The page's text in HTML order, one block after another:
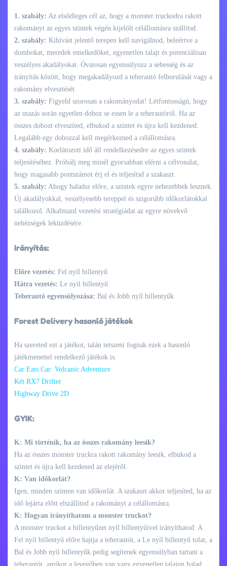
1. szabály: Az elsődleges cél az, hogy a monster truckodra rakott
rakományt az egyes szintek végén kijelölt célállomásra szállítsd.
2. szabály: Kihívást jelentő terepen kell navigálnod, beleértve a
dombokat, meredek emelkedőket, egyenetlen talajt és potenciálisan
veszélyes akadályokat. Óvatosan egyensúlyozz a sebesség és az
irányítás között, hogy megakadályozd a teherautó felborulását vagy a
rakomány elvesztését.
3. szabály: Figyeld szorosan a rakományodat! Létfontosságú, hogy
az utazás során egyetlen doboz se essen le a teherautóról. Ha az
összes dobozt elveszíted, elbukod a szintet és újra kell kezdened.
Legalább egy dobozzal kell megérkezned a célállomásra.
4. szabály: Korlátozott idő áll rendelkezésedre az egyes szintek
teljesítéséhez. Próbálj meg minél gyorsabban elérni a célvonalat,
hogy magasabb pontszámot érj el és teljesítsd a szakaszt.
5. szabály: Ahogy haladsz előre, a szintek egyre nehezebbek lesznek.
Új akadályokkal, veszélyesebb tereppel és szigorúbb időkorlátokkal
találkozol. Alkalmazd vezetési stratégiádat az egyre növekvő
nehézségek leküzdésére.
Irányítás:
Előre vezetés: Fel nyíl billentyű
Hátra vezetés: Le nyíl billentyű
Teherautó egyensúlyozása: Bal és Jobb nyíl billentyűk
Forest Delivery hasonló játékok
Ha szereted ezt a játékot, talán tetszeni fognak ezek a hasonló
játékmenettel rendelkező játékok is.
Car Eats Car: Volcanic Adventure
Két RX7 Drifter
Highway Drive 2D
GYIK:
K: Mi történik, ha az összes rakomány leesik?
Ha az összes monster truckra rakott rakomány leesik, elbukod a
szintet és újra kell kezdened az elejéről.
K: Van időkorlát?
Igen, minden szinten van időkorlát. A szakaszt akkor teljesíted, ha az
idő lejárta előtt elszállítod a rakományt a célállomásra.
K: Hogyan irányíthatom a monster truckot?
A monster truckot a billentyűzet nyíl billentyűivel irányíthatod. A
Fel nyíl billentyű előre hajtja a teherautót, a Le nyíl billentyű tolat, a
Bal és Jobb nyíl billentyűk pedig segítenek egyensúlyban tartani a
teherautót, amikor a levegőben van vagy egyenetlen talajon halad.